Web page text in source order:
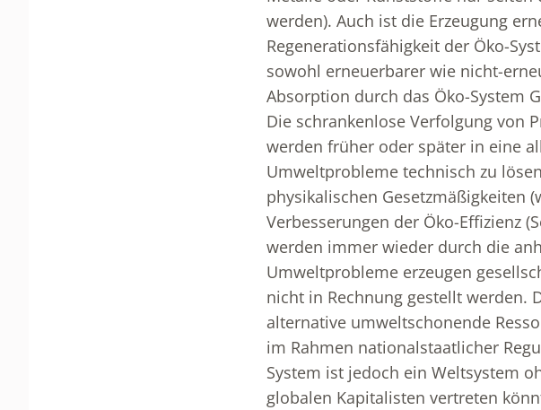
werden). Auch ist die Erzeugung
Regenerationsfähigkeit der Öko-
sowohl erneuerbarer wie nicht-
Absorption durch das Öko-System
Die schrankenlose Verfolgung von
werden früher oder später in eine
Umweltprobleme technisch zu
physikalischen Gesetzmäßigkeiten
Verbesserungen der Öko-Effizienz
werden immer wieder durch die
Umweltprobleme erzeugen
nicht in Rechnung gestellt werden.
alternative umweltschonende
im Rahmen nationalstaatlicher
System ist jedoch ein Weltsystem
globalen Kapitalisten vertreten